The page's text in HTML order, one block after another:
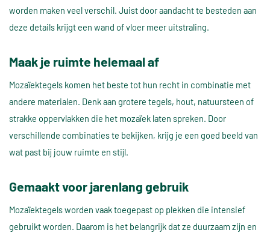
worden maken veel verschil. Juist door aandacht te besteden aan
deze details krijgt een wand of vloer meer uitstraling.
Maak je ruimte helemaal af
Mozaïektegels komen het beste tot hun recht in combinatie met
andere materialen. Denk aan grotere tegels, hout, natuursteen of
strakke oppervlakken die het mozaïek laten spreken. Door
verschillende combinaties te bekijken, krijg je een goed beeld van
wat past bij jouw ruimte en stijl.
Gemaakt voor jarenlang gebruik
Mozaïektegels worden vaak toegepast op plekken die intensief
gebruikt worden. Daarom is het belangrijk dat ze duurzaam zijn en